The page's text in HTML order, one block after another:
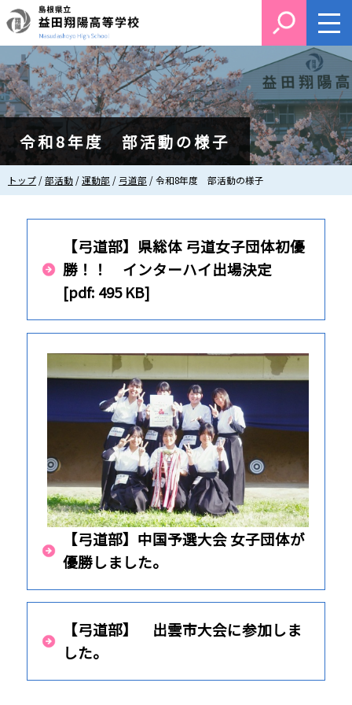
このページの本文へ
令和8年度 部活動の様子
現
在
トップ /部活動 /運動部 / 弓道部 /令和8年度 部活動の様子
【弓道部】県総体 弓道女子団体初優
勝！！ インターハイ出場決定
[pdf: 495 KB]
【弓道部】中国予選大会 女子団体が
優勝しました。
【弓道部】 出雲市大会に参加しま
した。